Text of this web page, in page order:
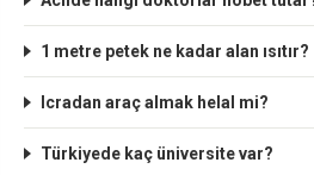
1 metre petek ne kadar alan ısıtır?
Icradan araç almak helal mi?
Türkiyede kaç üniversite var?